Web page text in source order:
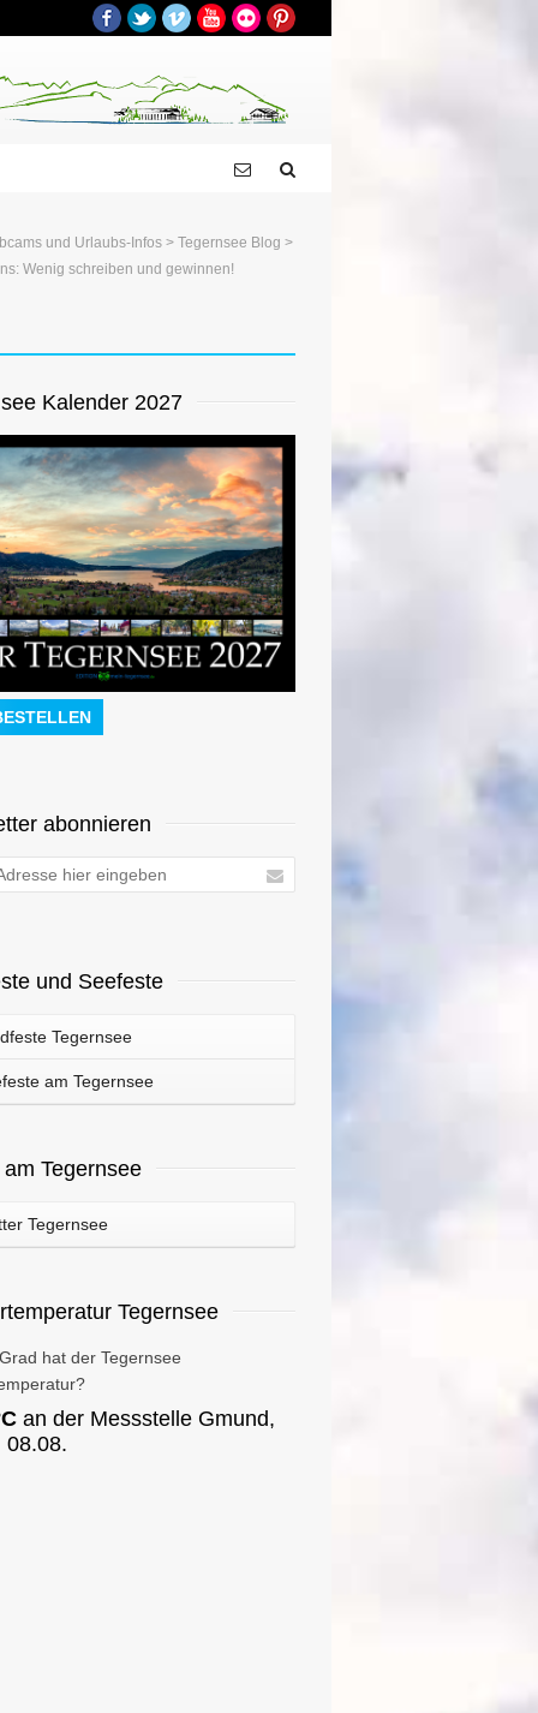
Facebook
TwitterVimeoYouTube
Flickr
und Urlaubs-Infos > Tegernsee Blog >
Wenig schreiben und gewinnen!
Kalender 2027
abonnieren
und Seefeste
Tegernsee
am Tegernsee
Tegernsee
Tegernsee
Tegernsee
hat der Tegernsee